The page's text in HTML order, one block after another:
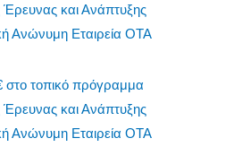
Έρευνας και Ανάπτυξης
Ανώνυμη Εταιρεία ΟΤΑ
στο τοπικό πρόγραμμα
Έρευνας και Ανάπτυξης
Ανώνυμη Εταιρεία ΟΤΑ